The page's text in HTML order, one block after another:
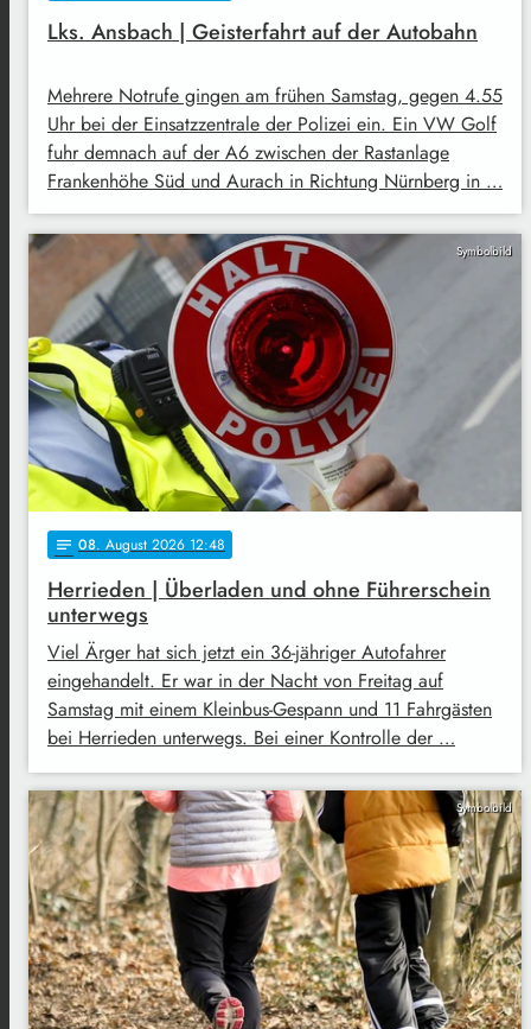
Lks. Ansbach | Geisterfahrt auf der Autobahn
Mehrere Notrufe gingen am frühen Samstag, gegen 4.55
Uhr bei der Einsatzzentrale der Polizei ein. Ein VW Golf
fuhr demnach auf der A6 zwischen der Rastanlage
Frankenhöhe Süd und Aurach in Richtung Nürnberg in …
Symbolbild
notes 08. August 2026 12:48
Herrieden | Überladen und ohne Führerschein
unterwegs
Viel Ärger hat sich jetzt ein 36-jähriger Autofahrer
eingehandelt. Er war in der Nacht von Freitag auf
Samstag mit einem Kleinbus-Gespann und 11 Fahrgästen
bei Herrieden unterwegs. Bei einer Kontrolle der …
Symbolbild